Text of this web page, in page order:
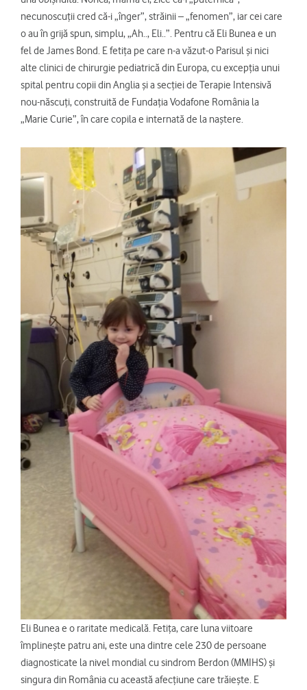
necunoscuții cred că-i „înger”, străinii – „fenomen”, iar cei care
o au în grijă spun, simplu, „Ah.., Eli..”. Pentru că Eli Bunea e un
fel de James Bond. E fetița pe care n-a văzut-o Parisul și nici
alte clinici de chirurgie pediatrică din Europa, cu excepția unui
spital pentru copii din Anglia și a secției de Terapie Intensivă
nou-născuți, construită de Fundația Vodafone România la
„Marie Curie”, în care copila e internată de la naștere.
Eli Bunea e o raritate medicală. Fetița, care luna viitoare
împlinește patru ani, este una dintre cele 230 de persoane
diagnosticate la nivel mondial cu sindrom Berdon (MMIHS) și
singura din România cu această afecțiune care trăiește. E